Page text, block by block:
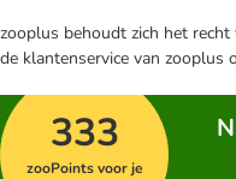
zooplus behoudt zich het
de klantenservice van zooplus
333
zooPoints voor je